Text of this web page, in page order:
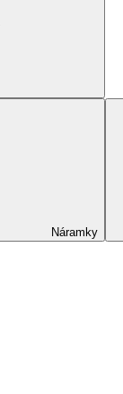
Náramky